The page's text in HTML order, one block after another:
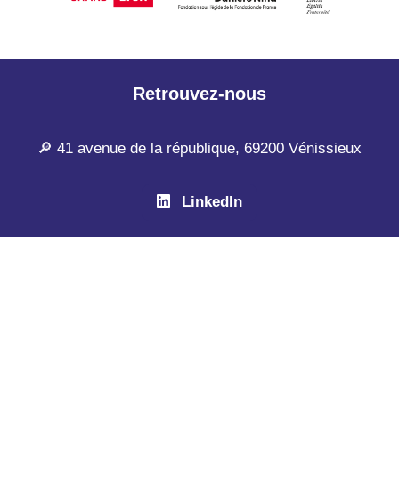
Retrouvez-nous
🔎 41 avenue de la république, 69200 Vénissieux
LinkedIn